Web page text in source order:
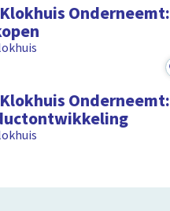
Onderneemt:
Onderneemt: